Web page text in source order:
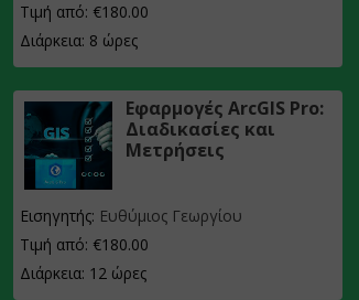
Τιμή από: €180.00
Διάρκεια: 8 ώρες
Εφαρμογές ArcGIS Pro:
Διαδικασίες και
Μετρήσεις
Εισηγητής: Ευθύμιος Γεωργίου
Τιμή από: €180.00
Διάρκεια: 12 ώρες